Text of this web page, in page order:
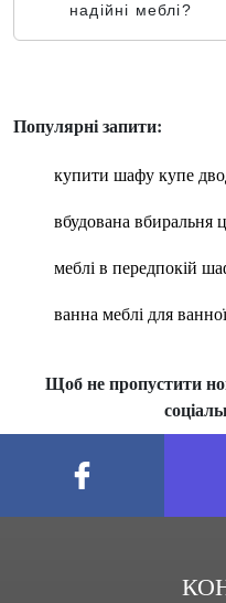
надійні меблі?
Популярні запити:
купити шафу купе
вбудована вбиральня
меблі в передпокій
ванна меблі для ванної
Щоб не пропустити